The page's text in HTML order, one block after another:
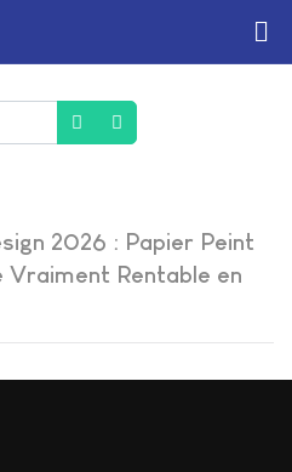
2026 : Papier Peint
Vraiment Rentable en